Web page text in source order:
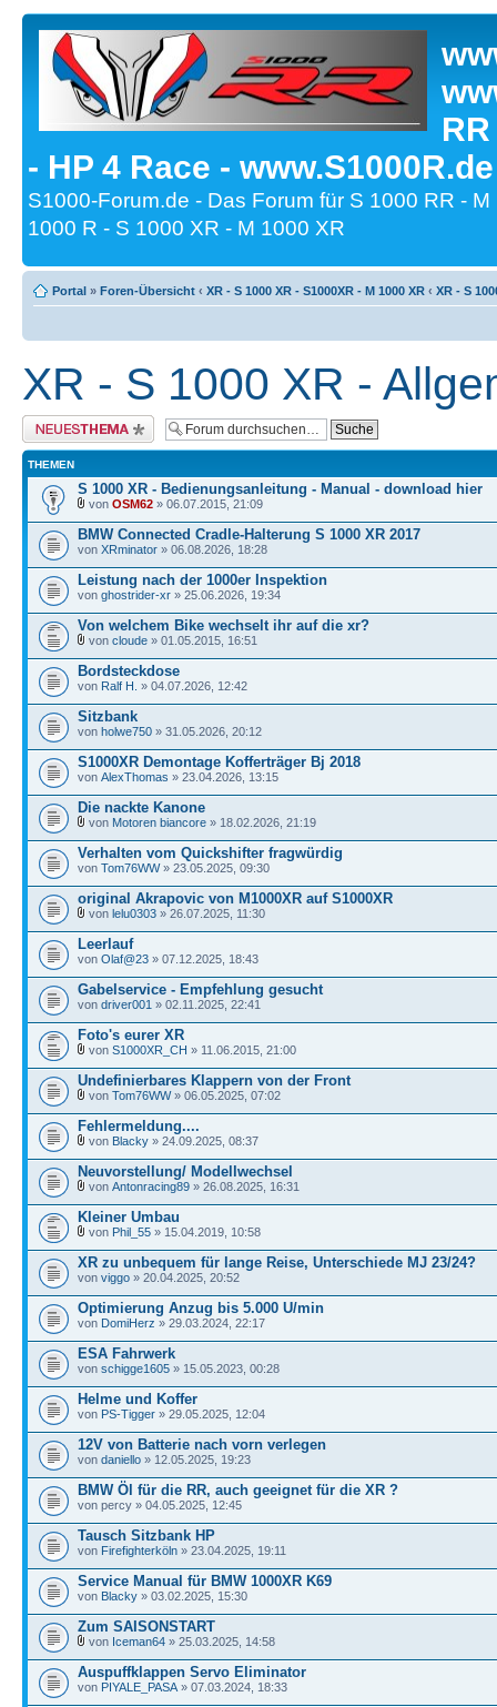
- HP 4 Race -
S1000-Forum.de - Das Forum für S 1000 RR -
1000 R - S 1000 XR - M 1000 XR
Portal » Foren-Übersicht ‹ XR - S 1000 XR - S1000XR - M 1000 XR ‹ XR - S
XR - S 1000 XR -
Neues Thema erstellen
THEMEN
S 1000 XR - Bedienungsanleitung - Manual - download hier
von OSM62 » 06.07.2015, 21:09
BMW Connected Cradle-Halterung S 1000 XR 2017
von XRminator » 06.08.2026, 18:28
Leistung nach der 1000er Inspektion
von ghostrider-xr » 25.06.2026, 19:34
Von welchem Bike wechselt ihr auf die xr?
von cloude » 01.05.2015, 16:51
Bordsteckdose
von Ralf H. » 04.07.2026, 12:42
Sitzbank
von holwe750 » 31.05.2026, 20:12
S1000XR Demontage Kofferträger Bj 2018
von AlexThomas » 23.04.2026, 13:15
Die nackte Kanone
von Motoren biancore » 18.02.2026, 21:19
Verhalten vom Quickshifter fragwürdig
von Tom76WW» 23.05.2025, 09:30
original Akrapovic von M1000XR auf S1000XR
von lelu0303 » 26.07.2025, 11:30
Leerlauf
von Olaf@23 » 07.12.2025, 18:43
Gabelservice - Empfehlung gesucht
von driver001 » 02.11.2025, 22:41
Foto's eurer XR
von S1000XR_CH » 11.06.2015, 21:00
Undefinierbares Klappern von der Front
von Tom76WW» 06.05.2025, 07:02
Fehlermeldung....
von Blacky » 24.09.2025, 08:37
Neuvorstellung/ Modellwechsel
von Antonracing89 » 26.08.2025, 16:31
Kleiner Umbau
von Phil_55 » 15.04.2019, 10:58
XR zu unbequem für lange Reise, Unterschiede MJ 23/24?
von viggo » 20.04.2025, 20:52
Optimierung Anzug bis 5.000 U/min
von DomiHerz » 29.03.2024, 22:17
ESA Fahrwerk
von schigge1605 » 15.05.2023, 00:28
Helme und Koffer
von PS-Tigger » 29.05.2025, 12:04
12V von Batterie nach vorn verlegen
von daniello » 12.05.2025, 19:23
BMW Öl für die RR, auch geeignet für die XR ?
von percy » 04.05.2025, 12:45
Tausch Sitzbank HP
von Firefighterköln » 23.04.2025, 19:11
Service Manual für BMW 1000XR K69
von Blacky » 03.02.2025, 15:30
Zum SAISONSTART
von Iceman64 » 25.03.2025, 14:58
Auspuffklappen Servo Eliminator
von PIYALE_PASA » 07.03.2024, 18:33